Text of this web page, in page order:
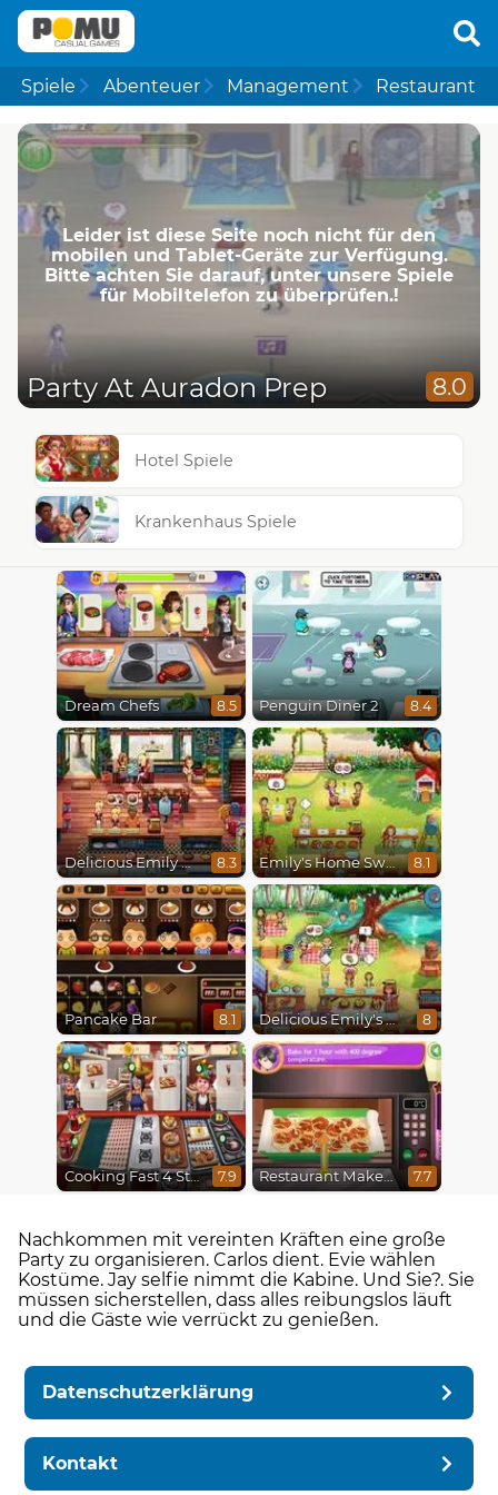
Spiele Abenteuer Management Restaurant
Leider ist diese Seite noch nicht für den
mobilen und Tablet-Geräte zur Verfügung.
Bitte achten Sie darauf, unter unsere Spiele
für Mobiltelefon zu überprüfen.!
Party At Auradon Prep 8.0
Hotel Spiele
Krankenhaus Spiele
Dream Chefs 8.5 Penguin Diner 2 8.4
Delicious Emily New Beginning 8.3 Emily's Home Sweet Home 8.1
Pancake Bar 8.1 Delicious Emily's Hopes And Fears 8
Cooking Fast 4 Steak 7.9 Restaurant Makeover 7.7
Nachkommen mit vereinten Kräften eine große
Party zu organisieren. Carlos dient. Evie wählen
Kostüme. Jay selfie nimmt die Kabine. Und Sie?. Sie
müssen sicherstellen, dass alles reibungslos läuft
und die Gäste wie verrückt zu genießen.
Datenschutzerklärung
Kontakt